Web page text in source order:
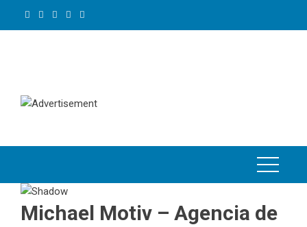
Michael Motiv – Agencia de